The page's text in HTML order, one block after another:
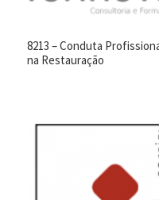
8213 – Conduta
na Restauração